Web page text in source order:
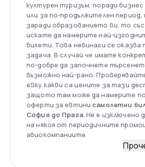
културен туризъм, поради
или за по-продължителен период,
заради образованието ви, то
искате да намерите най-
билети. Това невинаги се оказва
задача. В случай че имате
по-добре да започнете
възможно най-рано.
eSky какви са цените за тази
защото там може да намерите
оферти за евтини самолетни
София до Прага. Не е изключено
на някоя от периодичните
авиокомпаниите.